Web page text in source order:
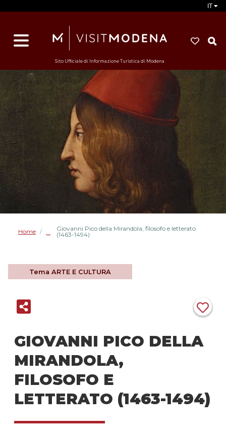
IT
Sito Ufficiale di Informazione Turistica di Modena
Home /
Giovanni Pico della Mirandola, filosofo e letterato
(1463-1494)
Tema ARTE E CULTURA
GIOVANNI PICO DELLA
MIRANDOLA,
FILOSOFO E
LETTERATO (1463-1494)